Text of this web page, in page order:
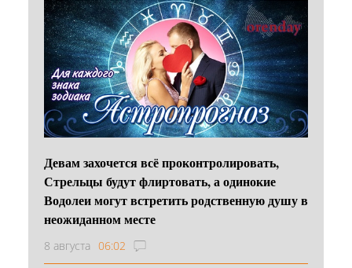
Девам захочется всё проконтролировать,
Стрельцы будут флиртовать, а одинокие
Водолеи могут встретить родственную душу в
неожиданном месте
8 августа 06:02